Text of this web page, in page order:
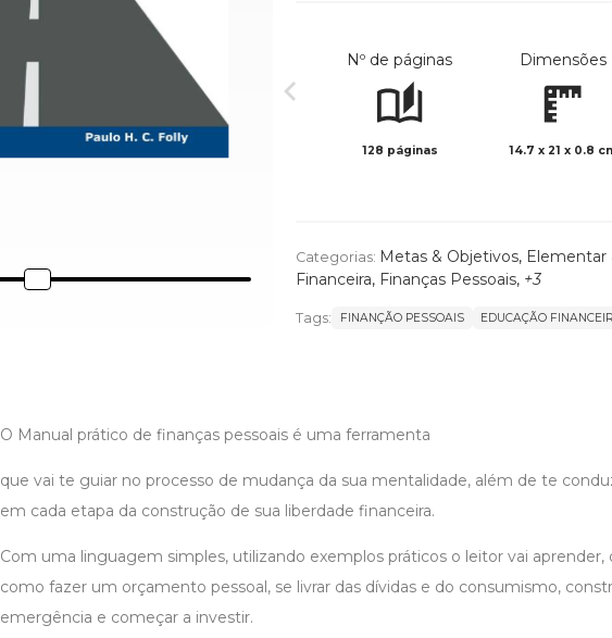
Nº de páginas
128 páginas
Dimensões
14.7 x 21 x 0.8
Categorias: Metas & Objetivos, Elementar
Financeira, Finanças Pessoais, +3
Tags: FINANÇÃO PESSOAIS EDUCAÇÃO
O Manual prático de finanças pessoais é uma ferramenta
que vai te guiar no processo de mudança da sua mentalidade, além de te
em cada etapa da construção de sua liberdade financeira.
Com uma linguagem simples, utilizando exemplos práticos o leitor vai aprender,
como fazer um orçamento pessoal, se livrar das dívidas e do consumismo,
emergência e começar a investir.